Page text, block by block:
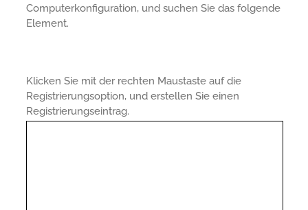
Computerkonfiguration, und suchen Sie das folgende
Element.
Klicken Sie mit der rechten Maustaste auf die
Registrierungsoption, und erstellen Sie einen
Registrierungseintrag.